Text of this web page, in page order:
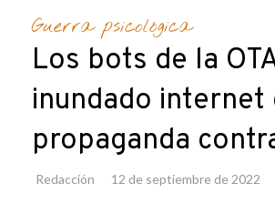
Guerra psicológica
Los bots de la
inundado internet
propaganda
Redacción 12 de septiembre de 2022